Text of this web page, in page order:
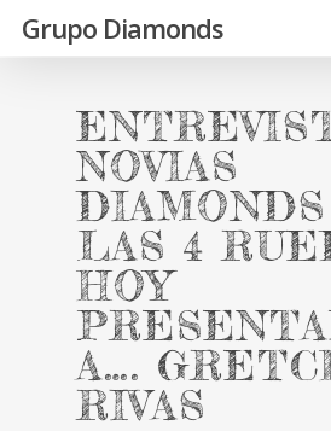
main
Grupo Diamonds
NOVIAS
LAS 4
HOY
A….
RIVAS